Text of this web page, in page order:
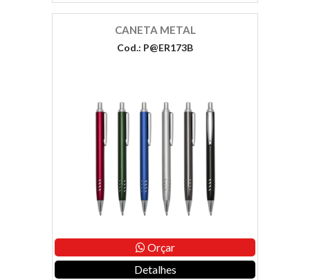
CANETA METAL
Cod.: P@ER173B
Orçar
Detalhes